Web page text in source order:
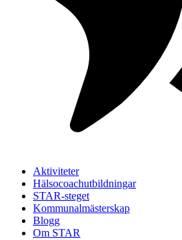
Aktiviteter
Hälsocoachutbildningar
STAR-steget
Kommunalmästerskap
Blogg
Om STAR